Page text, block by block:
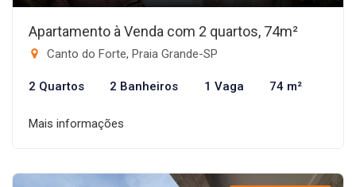
Apartamento à Venda com 2 quartos, 74m²
Canto do Forte, Praia Grande-SP
2 Quartos 2 Banheiros 1 Vaga 74 m²
Mais informações